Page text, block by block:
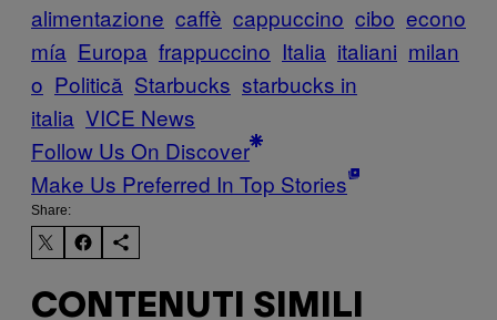
alimentazione caffè cappuccino cibo econo
mía Europa frappuccino Italia italiani milan
o Politică Starbucks starbucks in
italia VICE News
Follow Us On Discover
Make Us Preferred In Top Stories
Share:
CONTENUTI SIMILI